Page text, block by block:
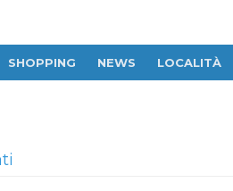
SHOPPING NEWS LOCALITÀ